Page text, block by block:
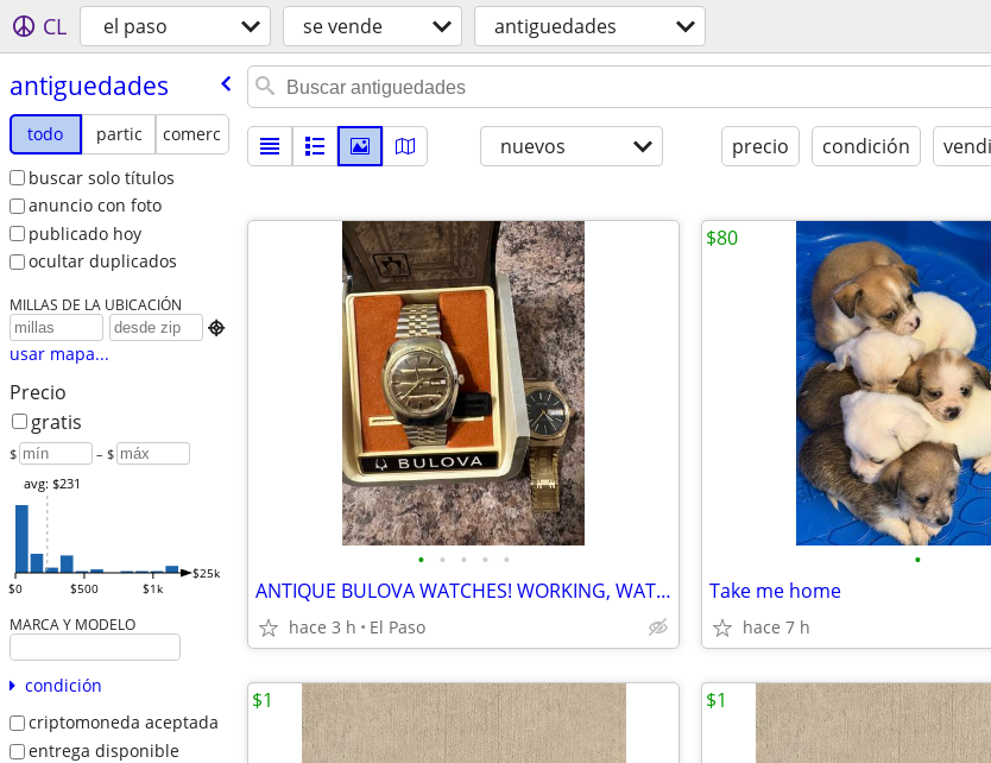
CL el paso se vende antiguedades
antiguedades
todo partic
comerc
buscar solo títulos
anuncio con foto
publicado hoy
ocultar duplicados
MILLAS DE LA UBICACIÓN

usar mapa...
Precio
gratis
$ – $
$0 $500 $1k
$25k
avg: $231
MARCA Y MODELO
condición
criptomoneda aceptada
entrega disponible
nuevos precio condición
• • • • •
ANTIQUE BULOVA WATCHES! WORKING, WATER RESISTANCE
hace 3 h El Paso
•
Take me home
hace 7 h
$80
$1 $1